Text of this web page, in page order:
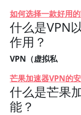
如何选择一款好用
什么是VPN
作用？
VPN（虚拟私
芒果加速器VPN的
什么是芒果
能？